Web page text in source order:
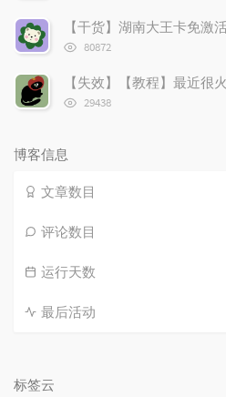
次
数:
【干货】湖南大王卡免激
浏
次
数:
80872
【失效】【教程】最近很
浏
29438
博客信息
文章数目
评论数目
运行天数
最后活动
标签云